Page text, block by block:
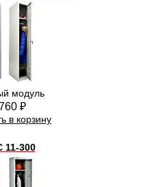
модуль
₽
в корзину
300